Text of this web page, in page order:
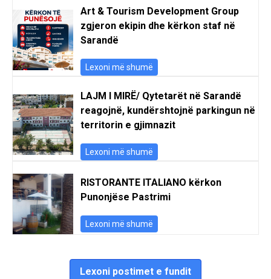
Art & Tourism Development Group
zgjeron ekipin dhe kërkon staf në
Sarandë
Lexoni më shumë
LAJM I MIRË/ Qytetarët në Sarandë
reagojnë, kundërshtojnë parkingun në
territorin e gjimnazit
Lexoni më shumë
RISTORANTE ITALIANO kërkon
Punonjëse Pastrimi
Lexoni më shumë
Lexoni postimet e fundit